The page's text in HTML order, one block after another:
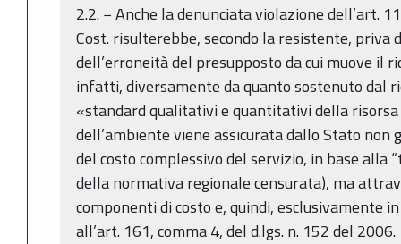
2.2. − Anche la denunciata violazione dell’art.
Cost. risulterebbe, secondo la resistente, priva
dell’erroneità del presupposto da cui muove il
infatti, diversamente da quanto sostenuto dal
«standard qualitativi e quantitativi della
dell’ambiente viene assicurata dallo Stato
del costo complessivo del servizio, in base
della normativa regionale censurata), ma
componenti di costo e, quindi, esclusivamente
all’art. 161, comma 4, del d.lgs. n. 152 del 2006.